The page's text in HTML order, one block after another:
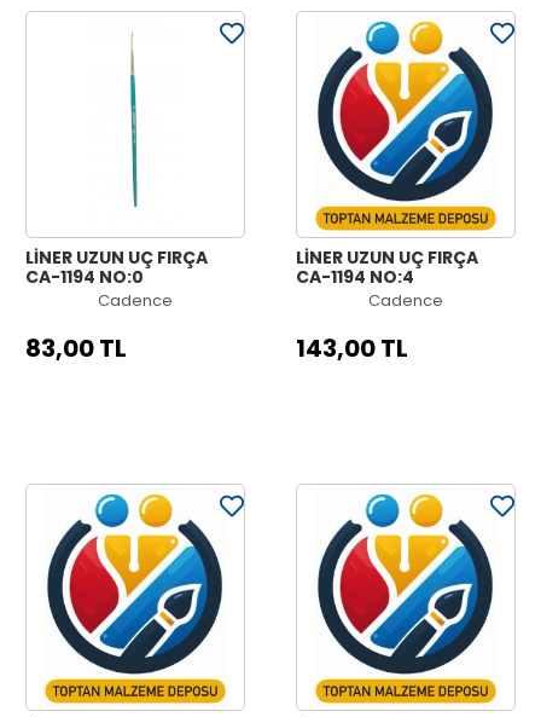
LİNER UZUN UÇ FIRÇA
CA-1194 NO:0
Cadence
83,00 TL
LİNER UZUN UÇ FIRÇA
CA-1194 NO:4
Cadence
143,00 TL